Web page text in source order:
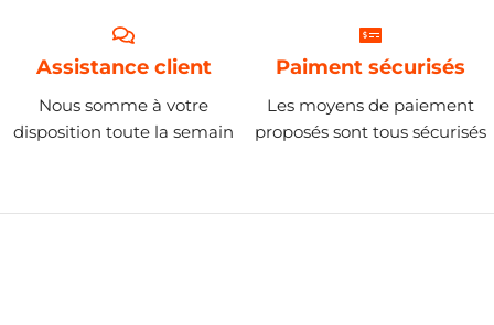
Assistance client
Nous somme à votre
disposition toute la semain
Paiment sécurisés
Les moyens de paiement
proposés sont tous sécurisés